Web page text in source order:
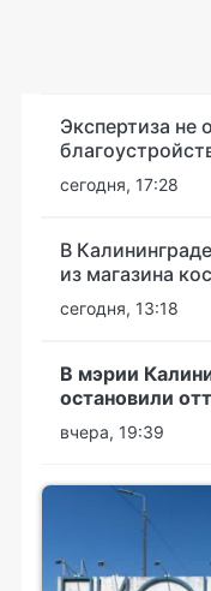
Экспертиза не
сегодня, 17:28
В
из магазина
сегодня, 13:18
В мэрии
остановили
вчера, 19:39